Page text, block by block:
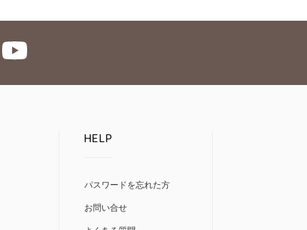
HELP
パスワードを忘れた方
お問い合せ